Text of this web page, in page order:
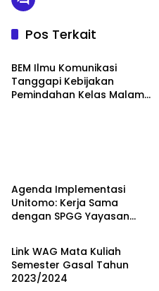
Pos Terkait
Berita Utama
BEM Ilmu Komunikasi
Tanggapi Kebijakan
Pemindahan Kelas Malam
Agenda Implementasi
Unitomo: Kerja Sama
dengan SPGG Yayasan
Informasi Akademik
Link WAG Mata Kuliah
Semester Gasal Tahun
2023/2024